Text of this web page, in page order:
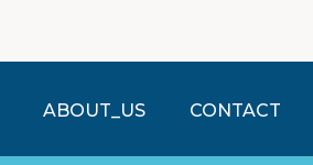
ABOUT_US CONTACT